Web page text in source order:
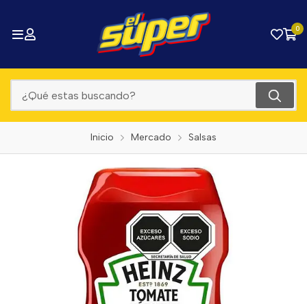
0
Inicio Mercado Salsas